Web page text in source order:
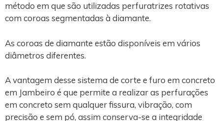
método em que são utilizadas perfuratrizes rotativas
com coroas segmentadas à diamante.
As coroas de diamante estão disponíveis em vários
diâmetros diferentes.
A vantagem desse sistema de corte e furo em concreto
em Jambeiro é que permite a realizar as perfurações
em concreto sem qualquer fissura, vibração, com
precisão e sem pó, assim conserva-se a integridade